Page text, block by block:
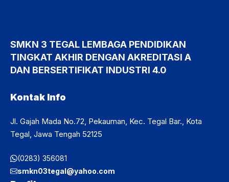
SMKN 3 TEGAL LEMBAGA PENDIDIKAN
TINGKAT AKHIR DENGAN AKREDITASI A
DAN BERSERTIFIKAT INDUSTRI 4.0
Kontak Info
Jl. Gajah Mada No.72, Pekauman, Kec. Tegal Bar., Kota
Tegal, Jawa Tengah 52125
(0283) 356081
smkn03tegal@yahoo.com